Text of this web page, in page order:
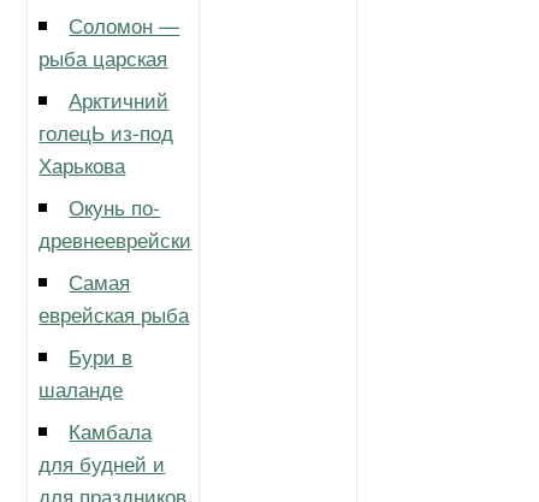
Соломон —
рыба царская
Арктичний
голецЬ из-под
Харькова
Окунь по-
древнееврейски
Самая
еврейская рыба
Бури в
шаланде
Камбала
для будней и
для праздников